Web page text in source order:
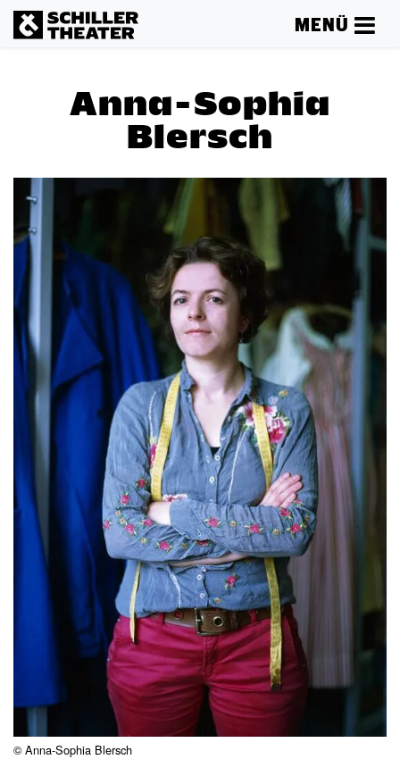
MENÜ
Anna-Sophia
Blersch
© Anna-Sophia Blersch